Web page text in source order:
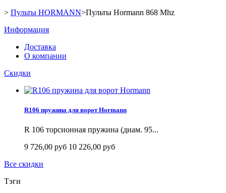
> Пульты HORMANN>Пульты Hormann 868 Mhz
Информация
Доставка
О компании
Скидки
R106 пружина для ворот Hormann
R 106 торсионная пружина (диам. 95...
9 726,00 руб 10 226,00 руб
Все скидки
Тэги